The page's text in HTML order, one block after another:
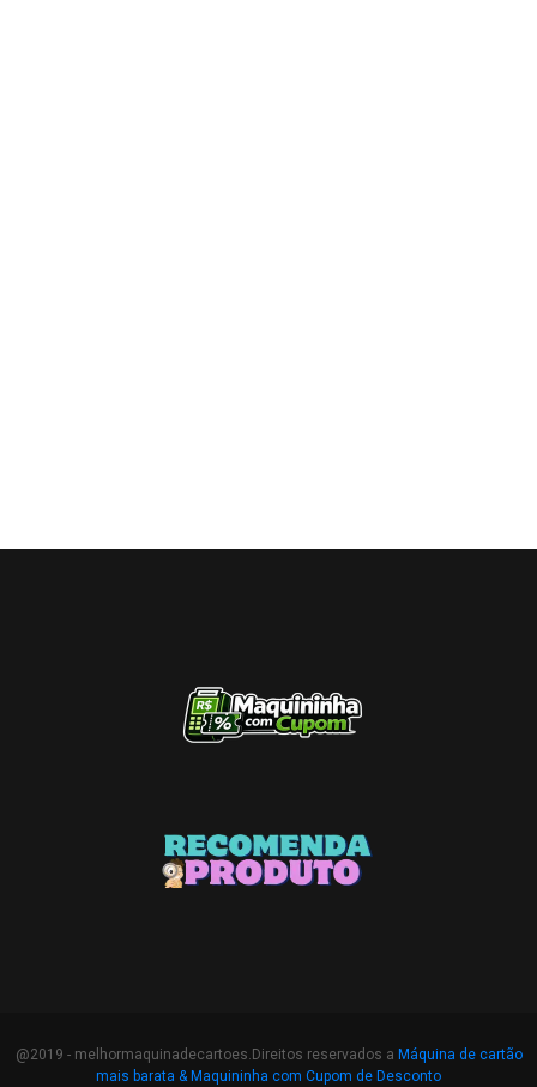
@2019 - melhormaquinadecartoes.Direitos reservados a Máquina de cartão
mais barata & Maquininha com Cupom de Desconto